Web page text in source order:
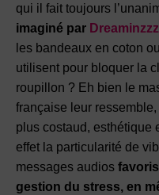
qui il fait toujours
imaginé par Dreaminzzz
les bandeaux en coton
utilisent pour bloquer la
roupillon ? Eh bien le
française leur
plus costaud, esthétique
effet la particularité de
messages audios
gestion du stress, en